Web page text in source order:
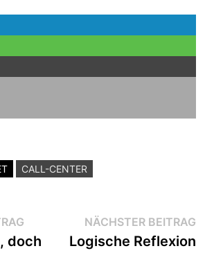
CALL-CENTER
Vorheriger
Beitrag:
doch
NÄCHSTER BEITRAG
Logische Reflexion